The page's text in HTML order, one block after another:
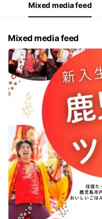
Mixed media feed
Mixed media feed